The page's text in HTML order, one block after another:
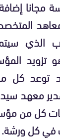
مجانا
الذي
تزويد
توعد كل
معهد
كل من
في كل ورشة.